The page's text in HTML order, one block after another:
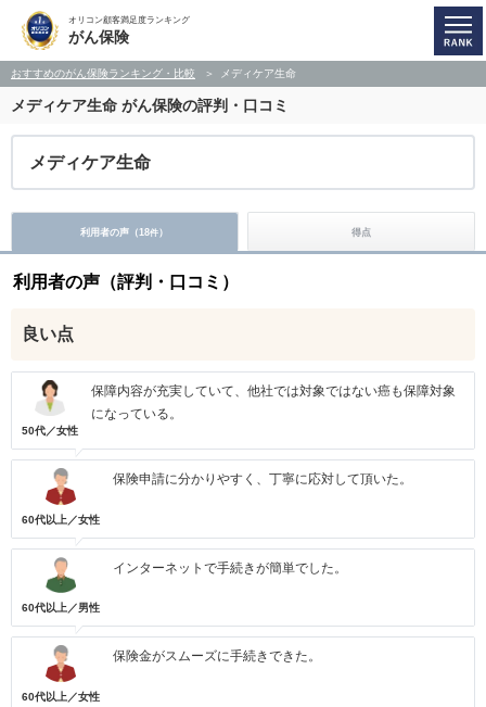
オリコン顧客満足度ランキング
がん保険
おすすめのがん保険ランキング・比較 メディケア生命
メディケア生命 がん保険の評判・口コミ
メディケア生命
利用者の声（18件） 得点
利用者の声（評判・口コミ）
良い点
50代／女性
保障内容が充実していて、他社では対象ではない癌も保障対象
になっている。
60代以上／女性
保険申請に分かりやすく、丁寧に応対して頂いた。
60代以上／男性
インターネットで手続きが簡単でした。
60代以上／女性
保険金がスムーズに手続きできた。